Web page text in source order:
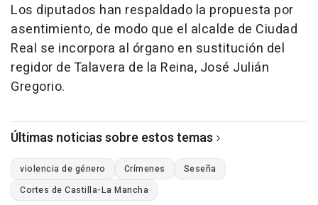
Los diputados han respaldado la propuesta por
asentimiento, de modo que el alcalde de Ciudad
Real se incorpora al órgano en sustitución del
regidor de Talavera de la Reina, José Julián
Gregorio.
Últimas noticias sobre estos temas
violencia de género Crímenes
Seseña
Cortes de Castilla-La Mancha